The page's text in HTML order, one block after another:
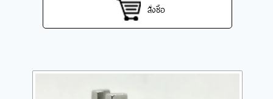
สั่งซื้อ